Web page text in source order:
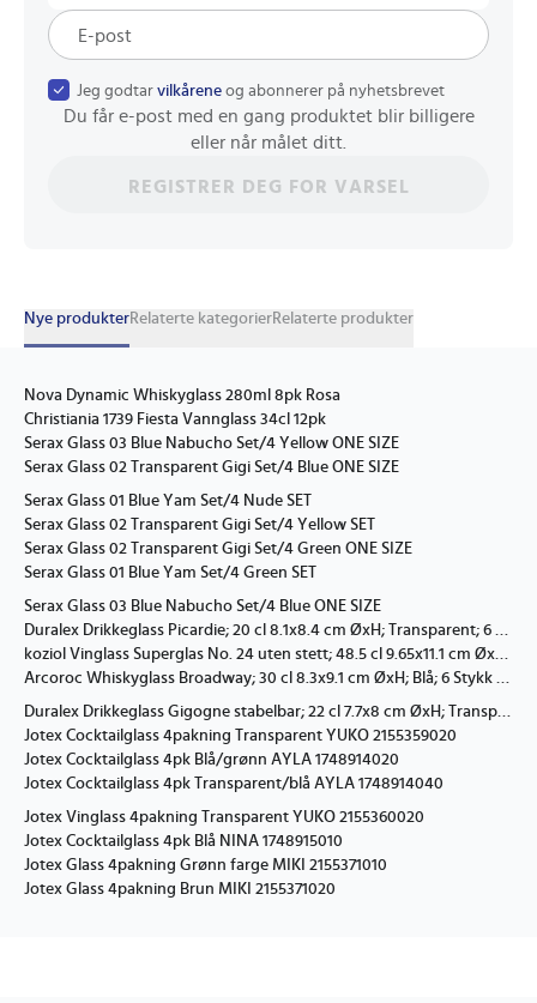
Jeg godtar vilkårene og abonnerer på nyhetsbrevet
Du får e-post med en gang produktet blir billigere
eller når målet ditt.
REGISTRER DEG FOR VARSEL
Nye produkterRelaterte kategorierRelaterte produkter
Nova Dynamic Whiskyglass 280ml 8pk Rosa
Christiania 1739 Fiesta Vannglass 34cl 12pk
Serax Glass 03 Blue Nabucho Set/4 Yellow ONE SIZE
Serax Glass 02 Transparent Gigi Set/4 Blue ONE SIZE
Serax Glass 01 Blue Yam Set/4 Nude SET
Serax Glass 02 Transparent Gigi Set/4 Yellow SET
Serax Glass 02 Transparent Gigi Set/4 Green ONE SIZE
Serax Glass 01 Blue Yam Set/4 Green SET
Serax Glass 03 Blue Nabucho Set/4 Blue ONE SIZE
Duralex Drikkeglass Picardie; 20 cl 8.1x8.4 cm ØxH; Transparent; 6 Stykk / Forpakning
koziol Vinglass Superglas No. 24 uten stett; 48.5 cl 9.65x11.1 cm ØxH; Transparent; 2 Stykk / Forpakning
Arcoroc Whiskyglass Broadway; 30 cl 8.3x9.1 cm ØxH; Blå; 6 Stykk / Forpakning
Duralex Drikkeglass Gigogne stabelbar; 22 cl 7.7x8 cm ØxH; Transparent; 4 Stykk / Forpakning
Jotex Cocktailglass 4pakning Transparent YUKO 2155359020
Jotex Cocktailglass 4pk Blå/grønn AYLA 1748914020
Jotex Cocktailglass 4pk Transparent/blå AYLA 1748914040
Jotex Vinglass 4pakning Transparent YUKO 2155360020
Jotex Cocktailglass 4pk Blå NINA 1748915010
Jotex Glass 4pakning Grønn farge MIKI 2155371010
Jotex Glass 4pakning Brun MIKI 2155371020